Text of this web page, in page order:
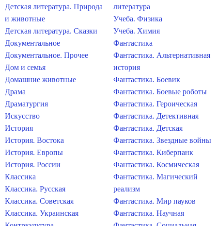
Детская литература. Природа
и животные
Детская литература. Сказки
Документальное
Документальное. Прочее
Дом и семья
Домашние животные
Драма
Драматургия
Искусство
История
История. Востока
История. Европы
История. России
Классика
Классика. Русская
Классика. Советская
Классика. Украинская
литература
Учеба. Физика
Учеба. Химия
Фантастика
Фантастика. Альтернативная
история
Фантастика. Боевик
Фантастика. Боевые роботы
Фантастика. Героическая
Фантастика. Детективная
Фантастика. Детская
Фантастика. Звездные войны
Фантастика. Киберпанк
Фантастика. Космическая
Фантастика. Магический
реализм
Фантастика. Мир пауков
Фантастика. Научная